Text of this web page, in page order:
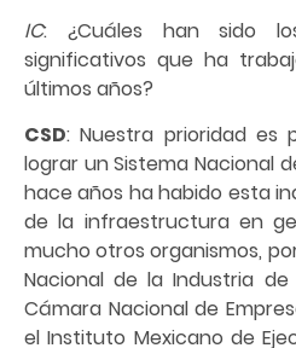
IC: ¿Cuáles han sido
significativos que ha
últimos años?
CSD: Nuestra prioridad es
lograr un Sistema Nacional
hace años ha habido esta
de la infraestructura en
mucho otros organismos,
Nacional de la Industria
Cámara Nacional de
el Instituto Mexicano de